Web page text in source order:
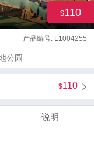
110
产品编号: L1004255
公园
110
说明